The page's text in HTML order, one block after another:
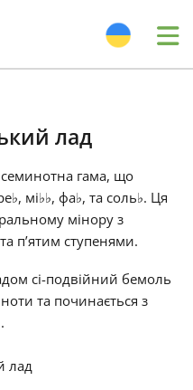
лад
гама, що
♭, мі♭♭, фа♭, та соль♭. Ця
мінору з
п’ятим ступенями.
сі-подвійний бемоль
та починається з
лад